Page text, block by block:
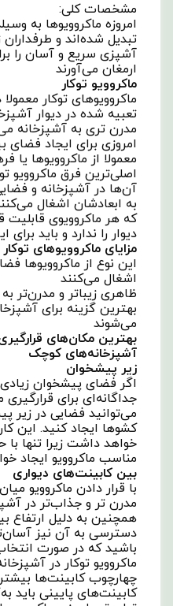
مشخصات کلی:
امروزه ماکروویوها به
تبدیل شده‌اند و طرفداران
آشپزی سریع و آسان را
ارمغان می‌آورند
ماکروویو توکار
ماکروویوهای توکار
تعبیه شده در دیوار
مدرن‌ تری به آشپزخانه
امروزی برای ایجاد
معمولا از ماکروویوها یا
اصلی‌ترین فرق ماکروویو
آن‌ها در آشپزخانه و
به ابعادشان اشغال
که هر ماکروویوی قابلیت
دیوار را ندارد و باید
مزایای ماکروویوهای توکار
این نوع از ماکروویوها
اشغال می‌کنند
ظاهری زیباتر و مدرن‌تر
بهترین گزینه برای
می‌شوند
بهترین مکان‌های
آشپزخانه‌های کوچک
زیر پیشخوان
اگر فضای پیشخوان
جداگانه‌ای برای قرارگیری
می‌توانید فضایی در زیر
کشوها ایجاد کنید. این
خواهد داشت زیرا تنها
مناسب ماکروویو ایجاد
بین کابینت‌های دیواری
با قرار دادن ماکروویو
مدرن ‌تر و جذاب‌تر در
همچنین به دلیل ارتفاع
دسترسی به آن نیز
باشید که در صورت
ماکروویو توکار در
چهارچوب کابینت‌ها
کابینت‌های پایینی باید